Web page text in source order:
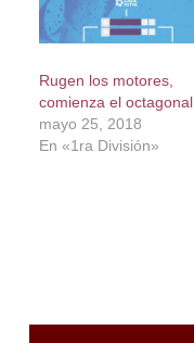
Rugen los motores,
comienza el octagonal
mayo 25, 2018
En «1ra División»